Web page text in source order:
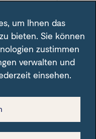
nein VL-
ISIN.
um Ihnen das
bieten. Sie können
zustimmen
verwalten und
einsehen.